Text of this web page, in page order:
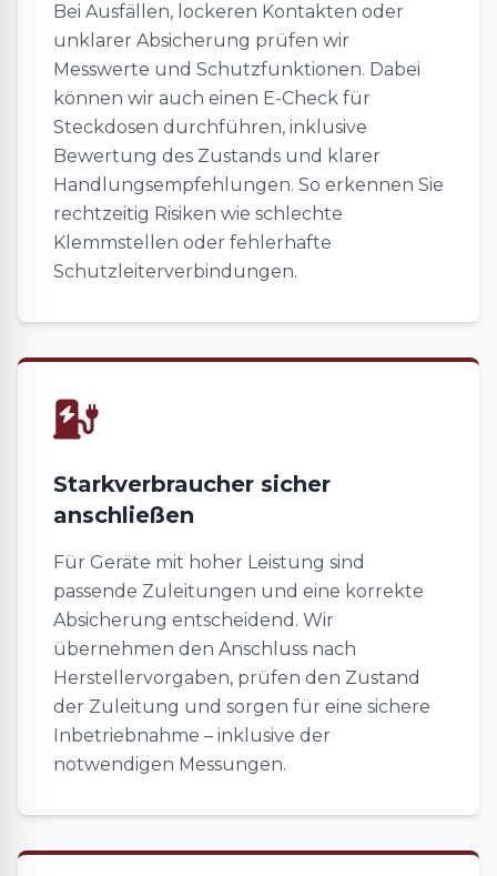
Bei Ausfällen, lockeren Kontakten oder
unklarer Absicherung prüfen wir
Messwerte und Schutzfunktionen. Dabei
können wir auch einen E-Check für
Steckdosen durchführen, inklusive
Bewertung des Zustands und klarer
Handlungsempfehlungen. So erkennen Sie
rechtzeitig Risiken wie schlechte
Klemmstellen oder fehlerhafte
Schutzleiterverbindungen.
Starkverbraucher sicher
anschließen
Für Geräte mit hoher Leistung sind
passende Zuleitungen und eine korrekte
Absicherung entscheidend. Wir
übernehmen den Anschluss nach
Herstellervorgaben, prüfen den Zustand
der Zuleitung und sorgen für eine sichere
Inbetriebnahme – inklusive der
notwendigen Messungen.